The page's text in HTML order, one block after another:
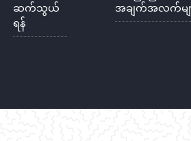
ဆက်သွယ်
ရန်
အချက်အလက်မျ